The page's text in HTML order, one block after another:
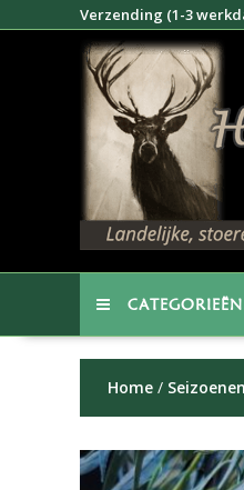
naar
Verzending (1-3
CATEGORIEËN
Home / Seizoenen